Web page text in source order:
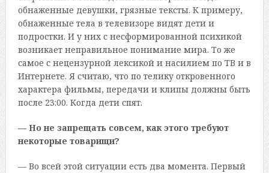
обнаженные девушки, грязные тексты. К примеру,
обнаженные тела в телевизоре видят дети и
подростки. И у них с несформированной психикой
возникает неправильное понимание мира. То же
самое с нецензурной лексикой и насилием по ТВ и в
Интернете. Я считаю, что по телику откровенного
характера фильмы, передачи и клипы должны быть
после 23:00. Когда дети спят.
— Но не запрещать совсем, как этого требуют
некоторые товарищи?
— Во всей этой ситуации есть два момента. Первый